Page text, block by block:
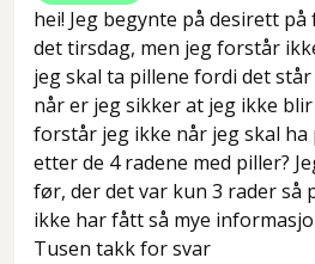
hei! Jeg begynte på desirett
det tirsdag, men jeg forstår
jeg skal ta pillene fordi det
når er jeg sikker at jeg ikke
forstår jeg ikke når jeg skal
etter de 4 radene med piller?
før, der det var kun 3 rader så
ikke har fått så mye
Tusen takk for svar